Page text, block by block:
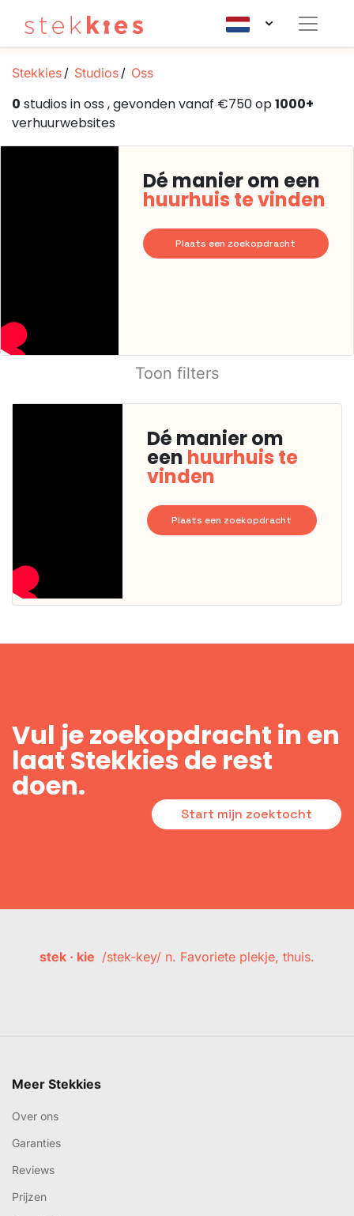
Stekkies Studios Oss
0 studios in oss , gevonden vanaf €750 op1000+
verhuurwebsites
Dé manier om een
huurhuis te vinden
Plaats een zoekopdracht
Toon filters
Dé manier om
een huurhuis te
vinden
Plaats een zoekopdracht
Vul je zoekopdracht in en
laat Stekkies de rest
doen.
Start mijn zoektocht
stek · kie /stek-key/ n. Favoriete plekje, thuis.
Meer Stekkies
Over ons
Garanties
Reviews
Prijzen